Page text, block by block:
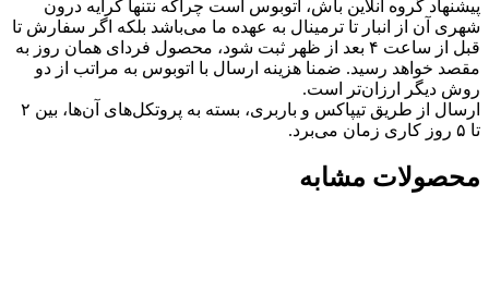
پیشنهاد گروه آنلاین باش، اتوبوس است چرا‌که نتنها کرایه درون
شهری آن از انبار تا ترمینال به عهده ما می‌باشد بلکه اگر سفارش تا
قبل از ساعت ۴ بعد از ظهر ثبت شود، محصول فردای همان روز به
مقصد خواهد رسید. ضمنا هزینه ارسال با اتوبوس به مراتب از دو
روش دیگر ارزان‌تر است.
ارسال از طریق تیپاکس و باربری، بسته به پروتکل‌های آن‌ها، بین ۲
تا ۵ روز کاری زمان می‌برد.
محصولات مشابه